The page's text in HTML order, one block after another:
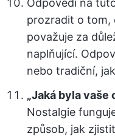
Odpovědi na
prozradit o tom,
považuje za
naplňující.
nebo tradiční,
„Jaká byla vaše
Nostalgie
způsob, jak